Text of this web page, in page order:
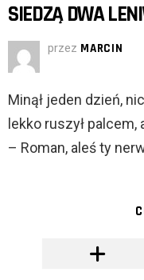
SIEDZĄ DWA
przez MARCIN
Minął jeden dzień,
lekko ruszył
– Roman, aleś ty